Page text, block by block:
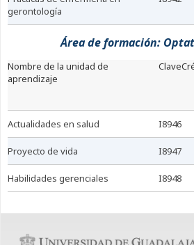
gerontología
Área de formación:
nombre de la unidad de
aprendizaje
Clave
actualidades en salud I8946
proyecto de vida I8947
habilidades gerenciales I8948